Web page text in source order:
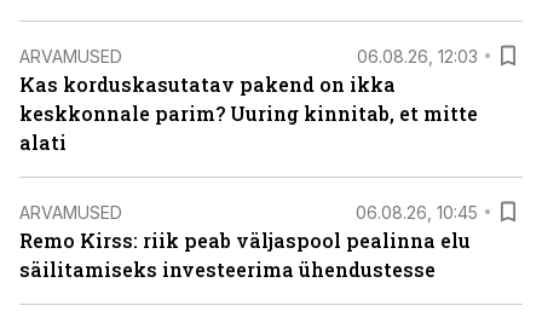
ARVAMUSED 06.08.26, 12:03
Kas korduskasutatav pakend on ikka
keskkonnale parim? Uuring kinnitab, et mitte
alati
ARVAMUSED 06.08.26, 10:45
Remo Kirss: riik peab väljaspool pealinna elu
säilitamiseks investeerima ühendustesse